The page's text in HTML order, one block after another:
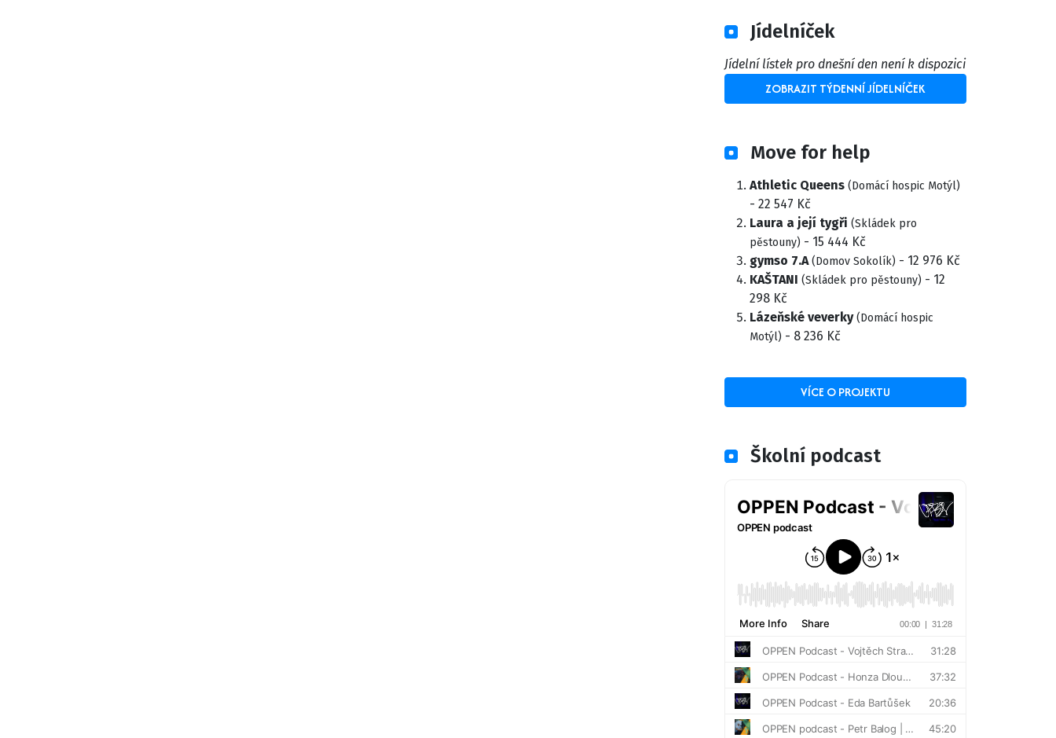
Jídelníček
Jídelní lístek pro dnešní den není k dispozici
ZOBRAZIT TÝDENNÍ JÍDELNÍČEK
Move for help
Athletic Queens (Domácí hospic Motýl)
- 22 547 Kč
Laura a její tygři (Skládek pro
pěstouny) - 15 444 Kč
gymso 7.A (Domov Sokolík) - 12 976 Kč
KAŠTANI (Skládek pro pěstouny) - 12
298 Kč
Lázeňské veverky (Domácí hospic
Motýl) - 8 236 Kč
VÍCE O PROJEKTU
Školní podcast